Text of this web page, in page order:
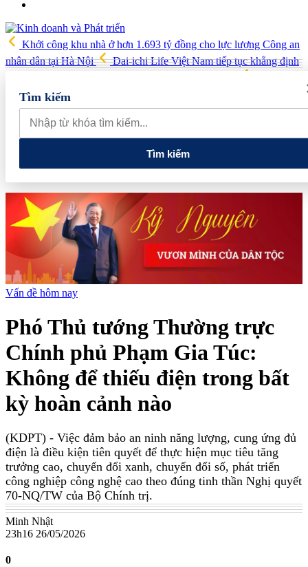
Khởi công khu nhà ở hơn 1.693 tỷ đồng cho lực lượng Công an
nhân dân tại Hà Nội
Dai-ichi Life Việt Nam tiếp tục khẳng định
Chương trình tín dụng hướng đến các động lực tăng trưởng kinh tế
và doanh nghiệp nhỏ và vừa
Bảo Tín Mạnh Hải trước thềm
IPO: Từ thương hiệu gia đình đến tham vọng doanh thu 74.000 tỷ
đồng
PVcomBank tăng trưởng lợi nhuận tích cực, củng cố nền
Tìm kiếm
Tìm kiếm
Vấn đề hôm nay
Phó Thủ tướng Thường trực
Chính phủ Phạm Gia Túc:
Không để thiếu điện trong bất
kỳ hoàn cảnh nào
(KDPT) - Việc đảm bảo an ninh năng lượng, cung ứng đủ
điện là điều kiện tiên quyết để thực hiện mục tiêu tăng
trưởng cao, chuyển đổi xanh, chuyển đổi số, phát triển
công nghiệp công nghệ cao theo đúng tinh thần Nghị quyết
70-NQ/TW của Bộ Chính trị.
Minh Nhật
23h16 26/05/2026
0